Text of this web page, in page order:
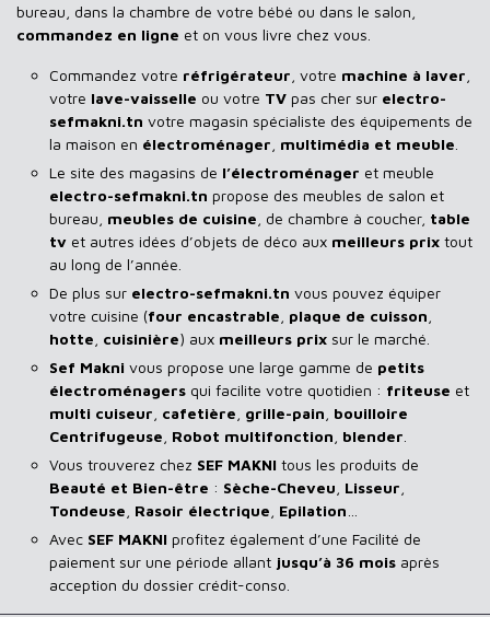
bureau, dans la chambre de votre bébé ou dans le salon,
commandez en ligne et on vous livre chez vous.
Commandez votre réfrigérateur , votre machine à laver
votre lave-vaisselle ou votre TV pas cher sur electro-
sefmakni.tn votre magasin spécialiste des équipements de
la maison en électroménager multimédia et meuble
Le site des magasins de l’électroménager et meuble
electro-sefmakni.tn propose des meubles de salon et
bureau, meubles de cuisine , de chambre à coucher, table
tv et autres idées d’objets de déco aux meilleurs prix tout
au long de l’année.
De plus sur electro-sefmakni.tn vous pouvez équiper
votre cuisine (four encastrable plaque de cuisson
hotte cuisinière) aux meilleurs prix sur le marché.
Sef Makni vous propose une large gamme de petits
électroménagers qui facilite votre quotidien : friteuse et
multi cuiseur cafetière grille-pain bouilloire
Centrifugeuse Robot multifonction blender
Vous trouverez chez SEF MAKNI tous les produits de
Beauté et Bien-être : Sèche-Cheveu Lisseur
Tondeuse Rasoir électrique Epilation
Avec SEF MAKNI profitez également d’une Facilité de
paiement sur une période allant jusqu’à 36 mois après
acception du dossier crédit-conso.